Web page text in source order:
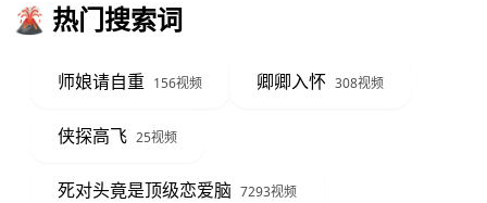
🌋 热门搜索词
师娘请自重 156视频 卿卿入怀 308视频
侠探高飞 25视频
死对头竟是顶级恋爱脑 7293视频